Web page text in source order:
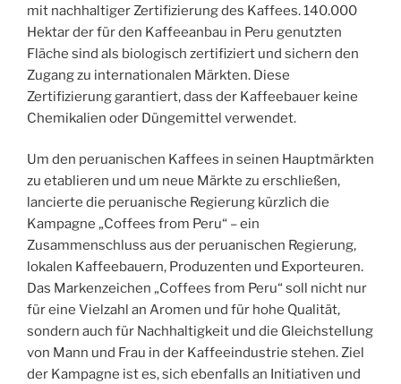
mit nachhaltiger Zertifizierung des Kaffees. 140.000
Hektar der für den Kaffeeanbau in Peru genutzten
Fläche sind als biologisch zertifiziert und sichern den
Zugang zu internationalen Märkten. Diese
Zertifizierung garantiert, dass der Kaffeebauer keine
Chemikalien oder Düngemittel verwendet.
Um den peruanischen Kaffees in seinen Hauptmärkten
zu etablieren und um neue Märkte zu erschließen,
lancierte die peruanische Regierung kürzlich die
Kampagne „Coffees from Peru“ – ein
Zusammenschluss aus der peruanischen Regierung,
lokalen Kaffeebauern, Produzenten und Exporteuren.
Das Markenzeichen „Coffees from Peru“ soll nicht nur
für eine Vielzahl an Aromen und für hohe Qualität,
sondern auch für Nachhaltigkeit und die Gleichstellung
von Mann und Frau in der Kaffeeindustrie stehen. Ziel
der Kampagne ist es, sich ebenfalls an Initiativen und